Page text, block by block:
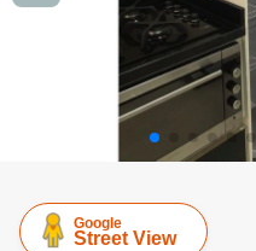
Google
Street View